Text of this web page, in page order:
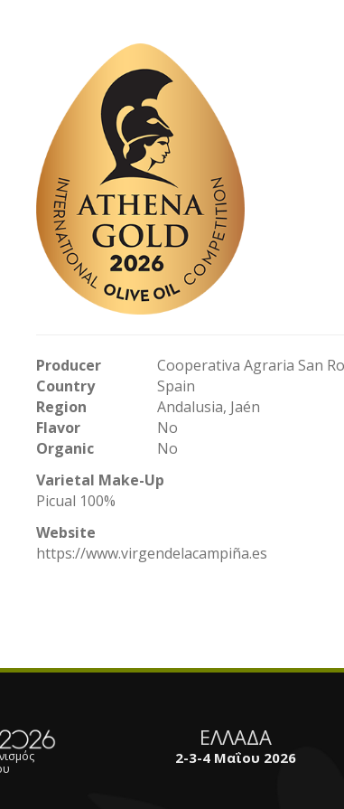
Producer
Cooperativa Agraria San
Country
Spain
Region
Andalusia, Jaén
Flavor
No
Organic
No
Varietal Make-Up
Picual 100%
Website
https://www.virgendelacampiña.es
ΕΛΛΑΔΑ
2-3-4 Μαΐου 2026